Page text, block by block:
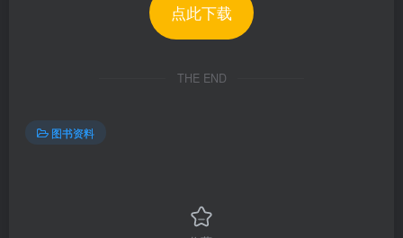
点此下载
THE END
图书资料